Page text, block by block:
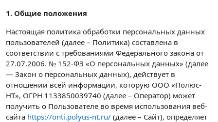
1. Общие положения
Настоящая политика обработки персональных данных
пользователей (далее – Политика) составлена в
соответствии с требованиями Федерального закона от
27.07.2006. № 152-ФЗ «О персональных данных» (далее
— Закон о персональных данных), действует в
отношении всей информации, которую ООО «Полюс-
НТ», ОГРН 1133850039740 (далее – Оператор) может
получить о Пользователе во время использования веб-
сайта https://onti.polyus-nt.ru/ (далее – Сайт), определяет